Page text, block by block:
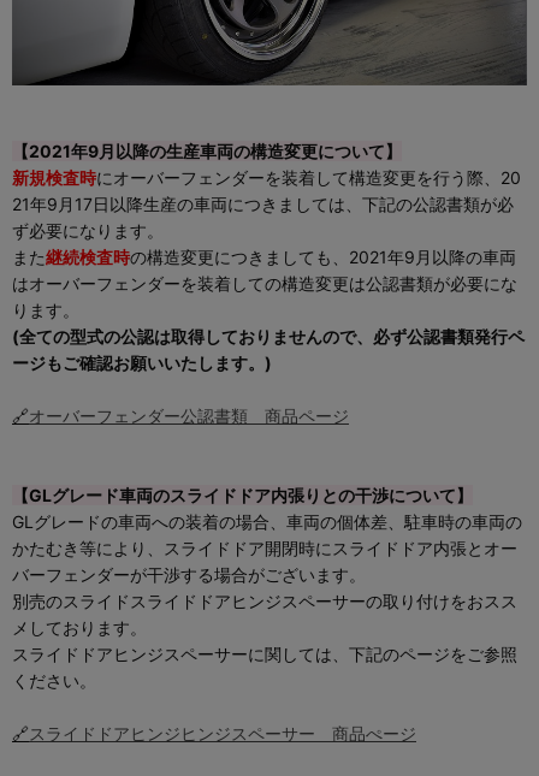
【2021年9月以降の生産車両の構造変更について】
新規検査時にオーバーフェンダーを装着して構造変更を行う際、20
21年9月17日以降生産の車両につきましては、下記の公認書類が必
ず必要になります。
また継続検査時の構造変更につきましても、2021年9月以降の車両
はオーバーフェンダーを装着しての構造変更は公認書類が必要にな
ります。
(全ての型式の公認は取得しておりませんので、必ず公認書類発行ペ
ージもご確認お願いいたします。)
🔗オーバーフェンダー公認書類 商品ページ
【GLグレード車両のスライドドア内張りとの干渉について】
GLグレードの車両への装着の場合、車両の個体差、駐車時の車両の
かたむき等により、スライドドア開閉時にスライドドア内張とオー
バーフェンダーが干渉する場合がございます。
別売のスライドスライドドアヒンジスペーサーの取り付けをおスス
メしております。
スライドドアヒンジスペーサーに関しては、下記のページをご参照
ください。
🔗スライドドアヒンジヒンジスペーサー 商品ぺージ